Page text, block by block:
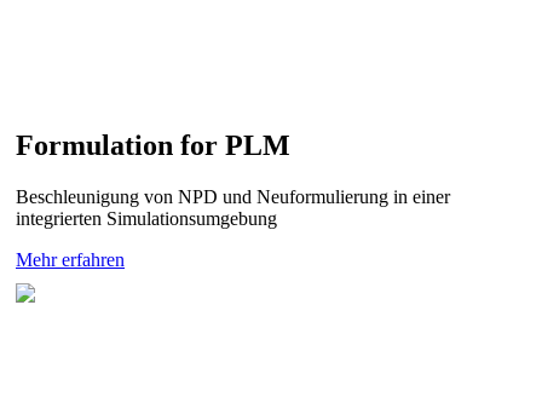
Formulation for PLM
Beschleunigung von NPD und Neuformulierung in einer
integrierten Simulationsumgebung
Mehr erfahren